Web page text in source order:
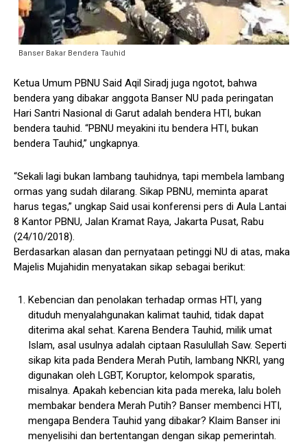
Banser Bakar Bendera Tauhid
Ketua Umum PBNU Said Aqil Siradj juga ngotot, bahwa
bendera yang dibakar anggota Banser NU pada peringatan
Hari Santri Nasional di Garut adalah bendera HTI, bukan
bendera tauhid. “PBNU meyakini itu bendera HTI, bukan
bendera Tauhid,” ungkapnya.
“Sekali lagi bukan lambang tauhidnya, tapi membela lambang
ormas yang sudah dilarang. Sikap PBNU, meminta aparat
harus tegas,” ungkap Said usai konferensi pers di Aula Lantai
8 Kantor PBNU, Jalan Kramat Raya, Jakarta Pusat, Rabu
(24/10/2018).
Berdasarkan alasan dan pernyataan petinggi NU di atas, maka
Majelis Mujahidin menyatakan sikap sebagai berikut:
Kebencian dan penolakan terhadap ormas HTI, yang
dituduh menyalahgunakan kalimat tauhid, tidak dapat
diterima akal sehat. Karena Bendera Tauhid, milik umat
Islam, asal usulnya adalah ciptaan Rasulullah Saw. Seperti
sikap kita pada Bendera Merah Putih, lambang NKRI, yang
digunakan oleh LGBT, Koruptor, kelompok sparatis,
misalnya. Apakah kebencian kita pada mereka, lalu boleh
membakar bendera Merah Putih? Banser membenci HTI,
mengapa Bendera Tauhid yang dibakar? Klaim Banser ini
menyelisihi dan bertentangan dengan sikap pemerintah.